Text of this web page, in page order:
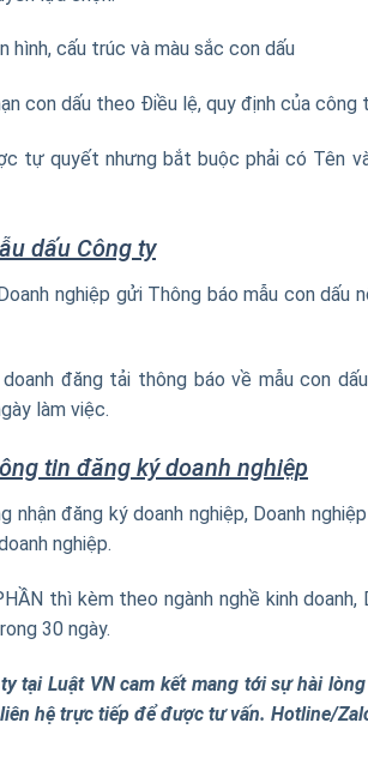
hình, cấu trúc và màu sắc con dấu
con dấu theo Điều lệ, quy định của công
tự quyết nhưng bắt buộc phải có Tên
dấu Công ty
nghiệp gửi Thông báo mẫu con dấu
đăng tải thông báo về mẫu con
làm việc.
tin đăng ký doanh nghiệp
nhận đăng ký doanh nghiệp, Doanh
nghiệp.
thì kèm theo ngành nghề kinh
30 ngày.
tại Luật VN cam kết mang tới sự hài
hệ trực tiếp để được tư vấn. Hotline/